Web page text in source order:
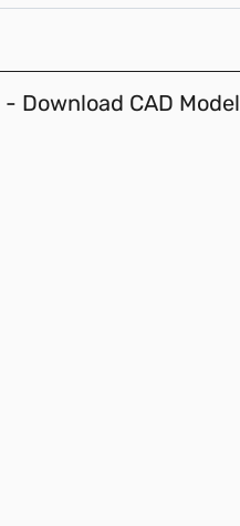
Download CAD